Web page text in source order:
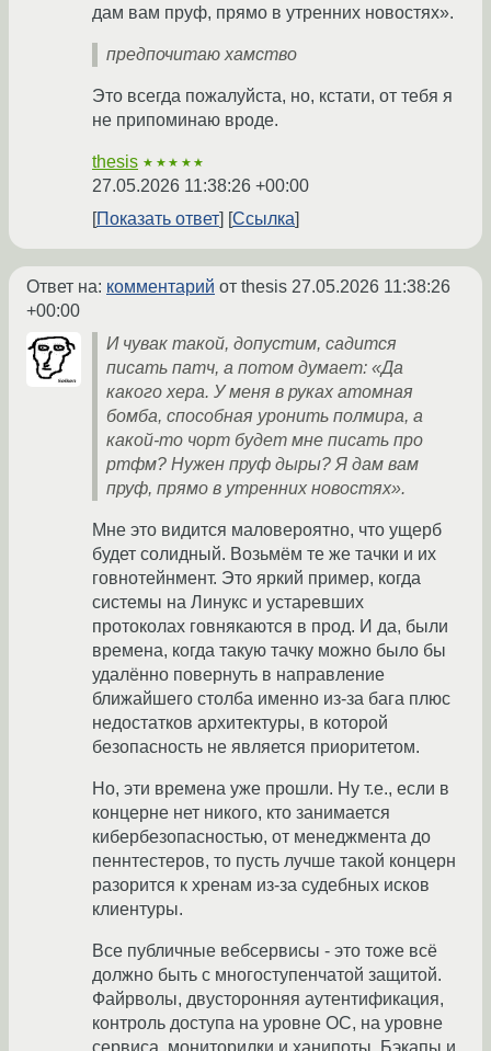
дам вам пруф, прямо в утренних новостях».
предпочитаю хамство
Это всегда пожалуйста, но, кстати, от тебя я
не припоминаю вроде.
thesis ★★★★★
27.05.2026 11:38:26 +00:00
Показать ответ
Ссылка
Ответ на: комментарий от thesis 27.05.2026 11:38:26
+00:00
И чувак такой, допустим, садится
писать патч, а потом думает: «Да
какого хера. У меня в руках атомная
бомба, способная уронить полмира, а
какой-то чорт будет мне писать про
ртфм? Нужен пруф дыры? Я дам вам
пруф, прямо в утренних новостях».
Мне это видится маловероятно, что ущерб
будет солидный. Возьмём те же тачки и их
говнотейнмент. Это яркий пример, когда
системы на Линукс и устаревших
протоколах говнякаются в прод. И да, были
времена, когда такую тачку можно было бы
удалённо повернуть в направление
ближайшего столба именно из-за бага плюс
недостатков архитектуры, в которой
безопасность не является приоритетом.
Но, эти времена уже прошли. Ну т.е., если в
концерне нет никого, кто занимается
кибербезопасностью, от менеджмента до
пеннтестеров, то пусть лучше такой концерн
разорится к хренам из-за судебных исков
клиентуры.
Все публичные вебсервисы - это тоже всё
должно быть с многоступенчатой защитой.
Файрволы, двусторонняя аутентификация,
контроль доступа на уровне ОС, на уровне